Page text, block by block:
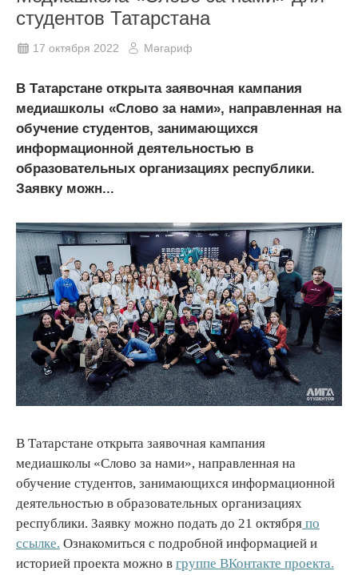
студентов Татарстана
17 октября 2022 Мәгариф
В Татарстане открыта заявочная кампания
медиашколы «Слово за нами», направленная на
обучение студентов, занимающихся
информационной деятельностью в
образовательных организациях республики.
Заявку можн...
В Татарстане открыта заявочная кампания
медиашколы «Слово за нами», направленная на
обучение студентов, занимающихся информационной
деятельностью в образовательных организациях
республики. Заявку можно подать до 21 октября по
ссылке. Ознакомиться с подробной информацией и
историей проекта можно в группе ВКонтакте проекта.